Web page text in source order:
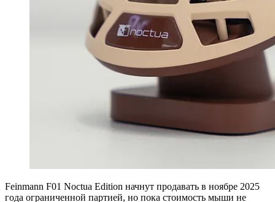
Feinmann F01 Noctua Edition начнут продавать в ноябре 2025
года ограниченной партией, но пока стоимость мыши не